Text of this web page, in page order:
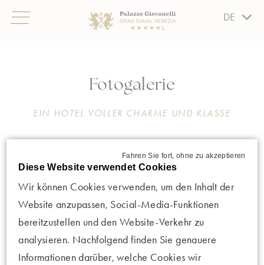
Fahren Sie fort, ohne zu akzeptieren
Diese Website verwendet Cookies
Wir können Cookies verwenden, um den Inhalt der
Website anzupassen, Social-Media-Funktionen
bereitzustellen und den Website-Verkehr zu
analysieren. Nachfolgend finden Sie genauere
Informationen darüber, welche Cookies wir
DE
Fotogalerie
EIN HOTEL VOLLER CHARME UND KLASSE
Ein Hotel voller Charme und Klasse mit privatem
Liegeplatz für Boote am Canal Grande, das elegante
und einladende Zimmer und Suiten sowie
Dienstleistungen bietet, die von bester venezianischer
Gastfreundschaft geprägt sind.